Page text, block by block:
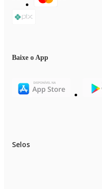
Baixe o App
Selos